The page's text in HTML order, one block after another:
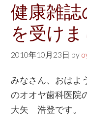
健康雑
を受けま
2010年10月23日 by
みなさん、おはよ
のオオヤ歯科医院
大矢 浩登です。